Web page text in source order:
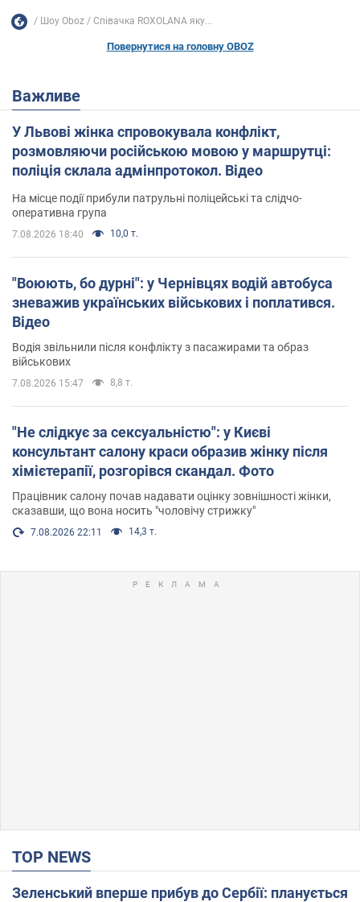
Шоу Oboz Співачка ROXOLANA яку...
Повернутися на головну OBOZ
Важливе
У Львові жінка спровокувала конфлікт,
розмовляючи російською мовою у маршрутці:
поліція склала адмінпротокол. Відео
На місце події прибули патрульні поліцейські та слідчо-
оперативна група
7.08.2026 18:40 10,0 т.
"Воюють, бо дурні": у Чернівцях водій автобуса
зневажив українських військових і поплатився.
Відео
Водія звільнили після конфлікту з пасажирами та образ
військових
7.08.2026 15:47 8,8 т.
"Не слідкує за сексуальністю": у Києві
консультант салону краси образив жінку після
хімієтерапії, розгорівся скандал. Фото
Працівник салону почав надавати оцінку зовнішності жінки,
сказавши, що вона носить "чоловічу стрижку"
7.08.2026 22:11 14,3 т.
TOP NEWS
Зеленський вперше прибув до Сербії: планується